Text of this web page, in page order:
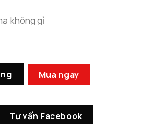
không gỉ
trọng cho phòng khách nhỏ số lượng
Mua ngay
Tư vấn Facebook